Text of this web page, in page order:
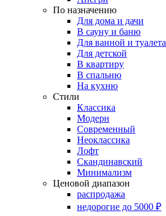
По назначению
Для дома и дачи
В сауну и баню
Для ванной и туалета
Для детской
В квартиру
В спальню
На кухню
Стили
Классика
Модерн
Современный
Неоклассика
Лофт
Скандинавский
Минимализм
Ценовой диапазон
распродажа
недорогие до 5000 ₽